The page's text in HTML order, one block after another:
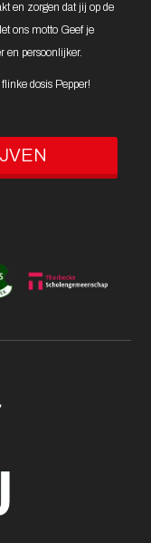
en zorgen dat jij op de
ons motto Geef je
en persoonlijker.
dosis Pepper!